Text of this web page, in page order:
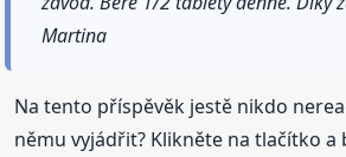
Martina
Na tento příspěvěk jestě nikdo
němu vyjádřit? Klikněte na tlačítko